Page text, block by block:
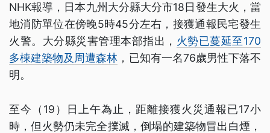
NHK報導，日本九州大分縣大分市18日發生大火，當
地消防單位在傍晚5時45分左右，接獲通報民宅發生
火警。大分縣災害管理本部指出， 火勢已蔓延至170
多棟建築物及周遭森林 ，已知有一名76歲男性下落不
明。
至今（19）日上午為止，距離接獲火災通報已17小
時，但火勢仍未完全撲滅，倒塌的建築物冒出白煙，